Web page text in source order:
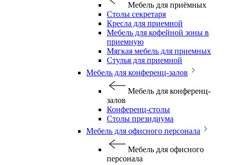
Мебель для приёмных
Столы секретаря
Кресла для приемной
Мебель для кофейной зоны в
приемную
Мягкая мебель для приемных
Стулья для приемной
Мебель для конференц-залов
Мебель для конференц-
залов
Конференц-столы
Столы президиума
Мебель для офисного персонала
Мебель для офисного
персонала